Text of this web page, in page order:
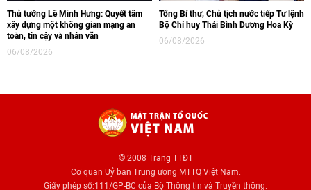
Thủ tướng Lê Minh Hưng: Quyết tâm
xây dựng một không gian mạng an
toàn, tin cậy và nhân văn
06/08/2026
Tổng Bí thư, Chủ tịch nước tiếp Tư lệnh
Bộ Chỉ huy Thái Bình Dương Hoa Kỳ
06/08/2026
© 2008 Trang TTĐT
Cơ quan Uỷ ban Trung ương MTTQ Việt Nam.
Giấy phép số:111/GP-BC của Bộ Thông tin và Truyền thông.